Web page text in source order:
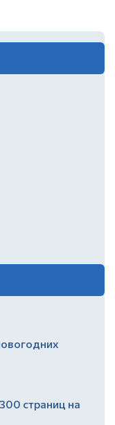
страниц на